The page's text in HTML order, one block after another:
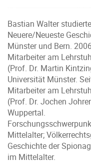
Bastian Walter
Neuere/Neueste
Münster und Bern.
Mitarbeiter am
(Prof. Dr. Martin
Universität Münster.
Mitarbeiter am
(Prof. Dr. Jochen
Wuppertal.
Mittelalter;
Geschichte der
im Mittelalter.